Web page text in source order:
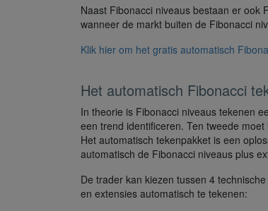
Naast Fibonacci niveaus bestaan er ook
wanneer de markt buiten de Fibonacci
Klik hier om het gratis automatisch
Het automatisch Fibonacci
In theorie is Fibonacci niveaus tekenen
een trend identificeren. Ten tweede
Het automatisch tekenpakket is een
automatisch de Fibonacci niveaus plus
De trader kan kiezen tussen 4
en extensies automatisch te tekenen: